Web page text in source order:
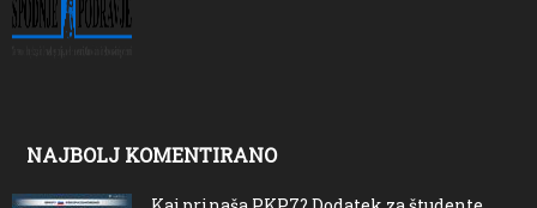
NAJBOLJ KOMENTIRANO